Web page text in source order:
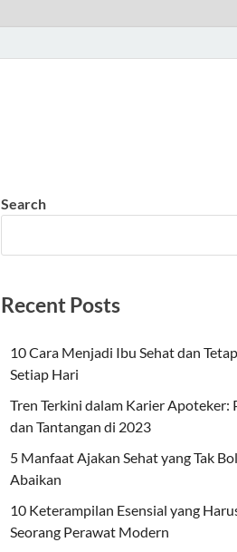
Search
Recent Posts
10 Cara Menjadi Ibu Sehat dan
Setiap Hari
Tren Terkini dalam Karier Apoteker:
dan Tantangan di 2023
5 Manfaat Ajakan Sehat yang Tak
Abaikan
10 Keterampilan Esensial yang
Seorang Perawat Modern